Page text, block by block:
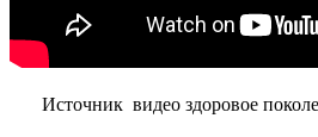
Источник видео здоровое